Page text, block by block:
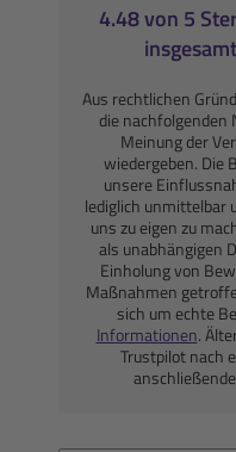
4.48 von 5
Aus rechtlichen
die nachfolgenden
Meinung der
wiedergeben. Die
unsere
lediglich unmittelbar
uns zu eigen zu
als unabhängigen
Einholung von
Maßnahmen
sich um echte
Informationen.
Trustpilot nach